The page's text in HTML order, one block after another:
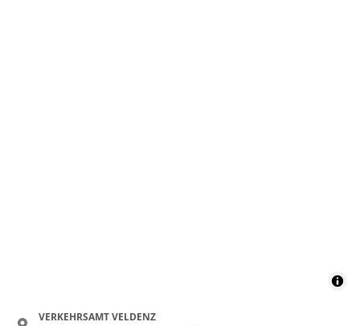
VERKEHRSAMT VELDENZ